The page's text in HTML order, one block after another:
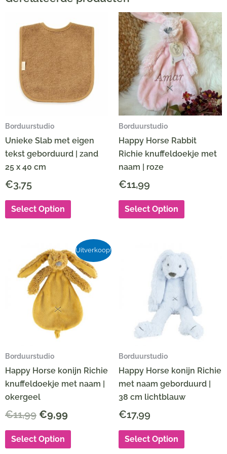
Borduurstudio
Unieke Slab met eigen
tekst geborduurd | zand
25 x 40 cm
€3,75
Select Option
Borduurstudio
Happy Horse Rabbit
Richie knuffeldoekje met
naam | roze
€11,99
Select Option
Uitverkoop!
Borduurstudio
Happy Horse konijn Richie
knuffeldoekje met naam |
okergeel
€11,99
Oorspronkelijke
prijs
was:
€11,99.
€9,99
Huidige
prijs
is:
€9,99.
Select Option
Borduurstudio
Happy Horse konijn Richie
met naam geborduurd |
38 cm lichtblauw
€17,99
Select Option